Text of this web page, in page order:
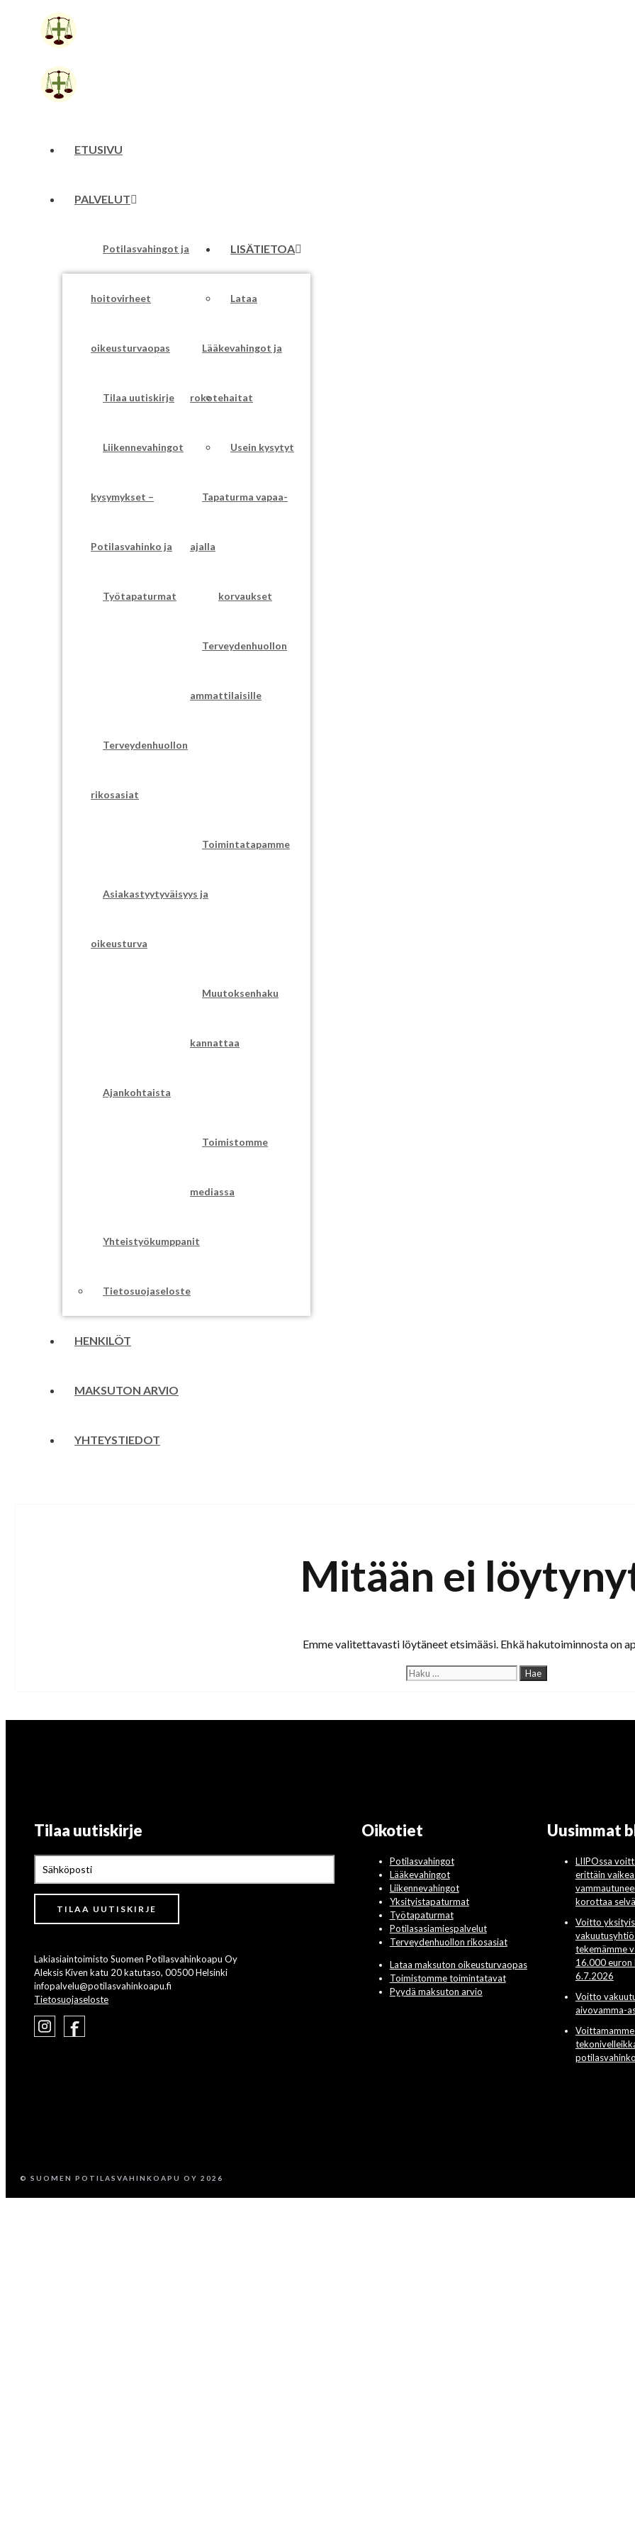
sisältöön
ETUSIVU
PALVELUT
Potilasvahingot ja
hoitovirheet
Lääkevahingot ja
rokotehaitat
Liikennevahingot
Tapaturma vapaa-
ajalla
Työtapaturmat
Terveydenhuollon
ammattilaisille
Terveydenhuollon
rikosasiat
Toimintatapamme
LISÄTIETOA
Asiakastyytyväisyys ja
oikeusturva
Muutoksenhaku
kannattaa
Ajankohtaista
Toimistomme
mediassa
Yhteistyökumppanit
Lataa
oikeusturvaopas
Tilaa uutiskirje
Usein kysytyt
kysymykset –
Potilasvahinko ja
korvaukset
Tietosuojaseloste
HENKILÖT
MAKSUTON ARVIO
YHTEYSTIEDOT
Mitään ei
Emme valitettavasti löytäneet etsimääsi. Ehkä hakutoiminnosta on
Haku:
Tilaa uutiskirje
Lakiasiaintoimisto Suomen Potilasvahinkoapu Oy
Aleksis Kiven katu 20 katutaso, 00500 Helsinki
infopalvelu@potilasvahinkoapu.fi
Tietosuojaseloste
Oikotiet
Potilasvahingot
Lääkevahingot
Liikennevahingot
Yksityistapaturmat
Työtapaturmat
Potilasasiamiespalvelut
Terveydenhuollon rikosasiat
Lataa maksuton oikeusturvaopas
Toimistomme toimintatavat
Pyydä maksuton arvio
Uusimmat
LIIPOssa
erittäin
korottaa
Voitto
vakuutusyhtiö
tekemämme
16.000 euron
6.7.2026
Voitto
aivovamma-
© SUOMEN POTILASVAHINKOAPU OY 2026